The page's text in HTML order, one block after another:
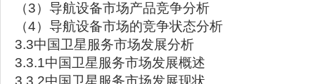
（3）导航设备市场产品竞争分析
（4）导航设备市场的竞争状态分析
3.3中国卫星服务市场发展分析
3.3.1中国卫星服务市场发展概述
3.3.2中国卫星服务市场发展现状